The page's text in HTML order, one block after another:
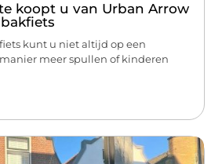
koopt u van Urban Arrow
kunt u niet altijd op een
meer spullen of kinderen